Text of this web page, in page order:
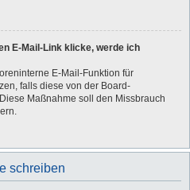
E-Mail-Link klicke, werde ich
E-Mail-Funktion für
falls diese von der Board-
Maßnahme soll den Missbrauch
schreiben